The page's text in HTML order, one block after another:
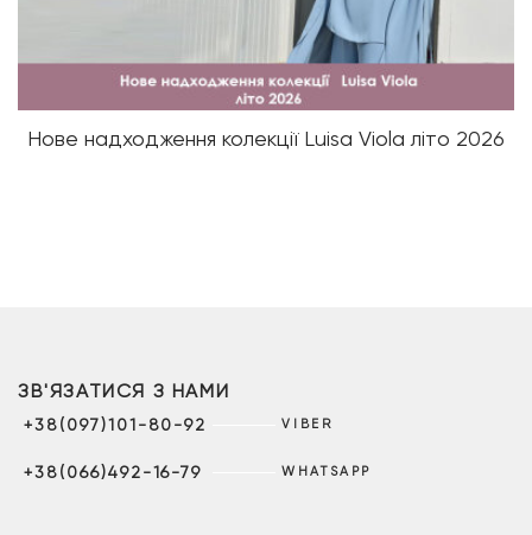
Нове надходження колекції Luisa Viola літо 2026
ЗВ'ЯЗАТИСЯ З НАМИ
+38(097)101-80-92 VIBER
+38(066)492-16-79 WHATSAPP